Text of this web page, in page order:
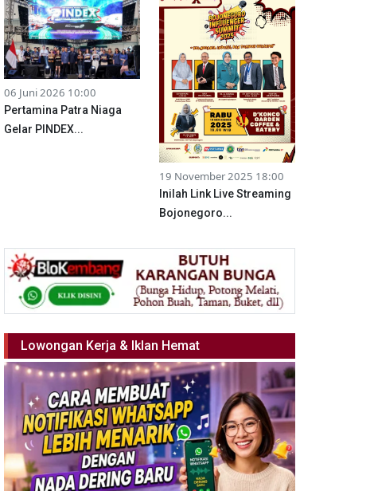
06 Juni 2026 10:00
Pertamina Patra Niaga
Gelar PINDEX...
19 November 2025 18:00
Inilah Link Live Streaming
Bojonegoro...
Lowongan Kerja & Iklan Hemat